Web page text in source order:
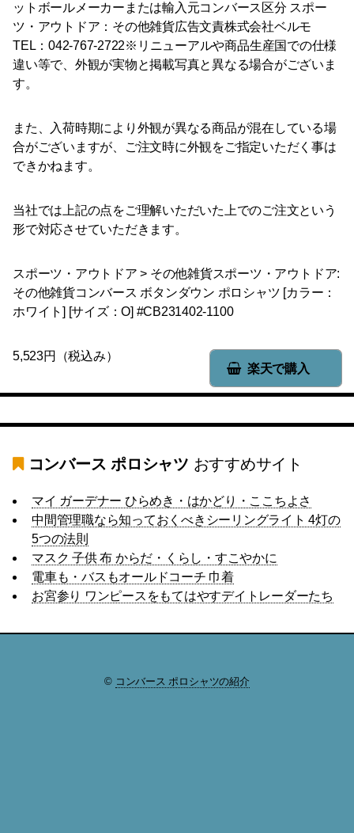
ットボールメーカーまたは輸入元コンバース区分 スポー
ツ・アウトドア：その他雑貨広告文責株式会社ベルモ
TEL：042-767-2722※リニューアルや商品生産国での仕様
違い等で、外観が実物と掲載写真と異なる場合がございま
す。
また、入荷時期により外観が異なる商品が混在している場
合がございますが、ご注文時に外観をご指定いただく事は
できかねます。
当社では上記の点をご理解いただいた上でのご注文という
形で対応させていただきます。
スポーツ・アウトドア > その他雑貨スポーツ・アウトドア:
その他雑貨コンバース ボタンダウン ポロシャツ [カラー：
ホワイト] [サイズ：O] #CB231402-1100
楽天で購入
5,523円（税込み）
コンバース ポロシャツ おすすめサイト
マイ ガーデナー ひらめき・はかどり・ここちよさ
中間管理職なら知っておくべきシーリングライト 4灯の
5つの法則
マスク 子供 布 からだ・くらし・すこやかに
電車も・バスもオールドコーチ 巾着
お宮参り ワンピースをもてはやすデイトレーダーたち
© コンバース ポロシャツの紹介